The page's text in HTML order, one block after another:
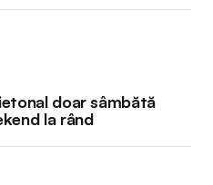
doar sâmbătă
la rând